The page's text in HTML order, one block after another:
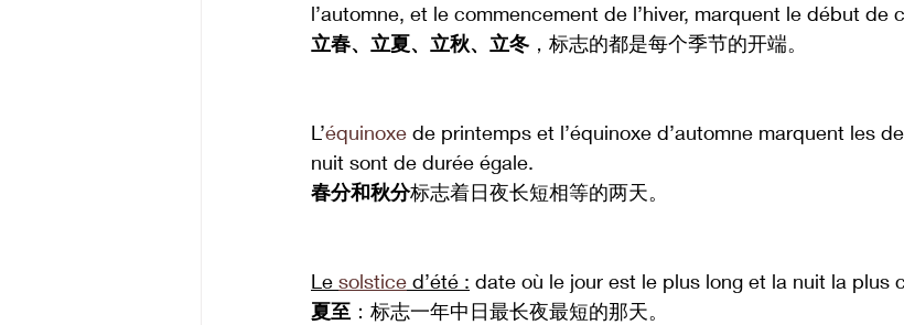
l’automne, et le commencement de l’hiver, marquent le début de
立春、立夏、立秋、立冬 ，标志的都是每个季节的开端。
L’équinoxe de printemps et l’équinoxe d’automne marquent les
nuit sont de durée égale.
春分和秋分标志着日夜长短相等的两天。
Le solstice d’été : date où le jour est le plus long et la nuit la plus
夏至 ：标志一年中日最长夜最短的那天。